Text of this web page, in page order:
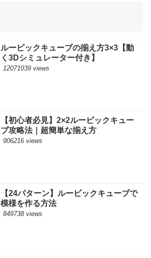
ルービックキューブの揃え方3×3【動
く3Dシミュレーター付き】
12071039 views
【初心者必見】2×2ルービックキュー
ブ攻略法｜超簡単な揃え方
906216 views
【24パターン】ルービックキューブで
模様を作る方法
849738 views